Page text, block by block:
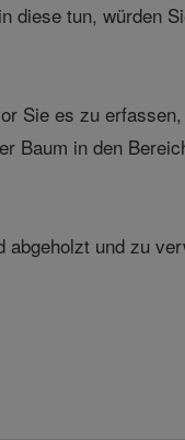
tun, würden
Sie es zu
Baum in den
und zu